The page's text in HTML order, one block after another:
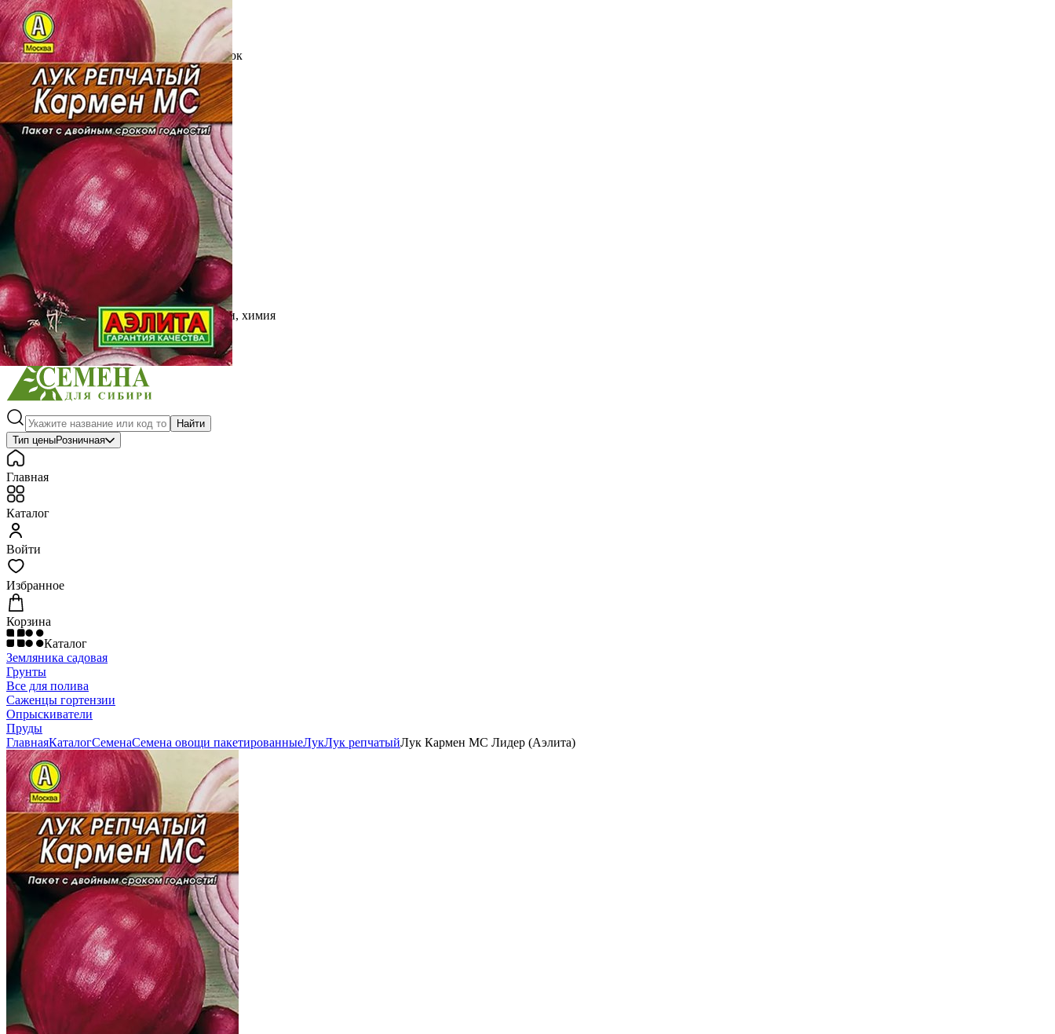
Выберите город
Обратный звонокЗаказать обратный звонок
Каталог
Семена
Грунты
Газонные травы, сидераты
Горшки, рассадники, аксессуары
Посадочный материал
Садовый инструмент, инвентарь
Консервирование
Средства защиты, удобрения, добавки, химия
Обустройство сада, декор
Найти
Тип ценыРозничная
Главная
Каталог
Войти
Избранное
Корзина
Каталог
Земляника садовая
Грунты
Все для полива
Саженцы гортензии
Опрыскиватели
Пруды
ГлавнаяКаталогСеменаСемена овощи пакетированныеЛукЛук репчатыйЛук Кармен МС Лидер (Аэлита)